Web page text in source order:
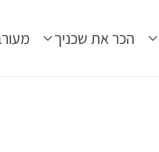
הכר את שכניך